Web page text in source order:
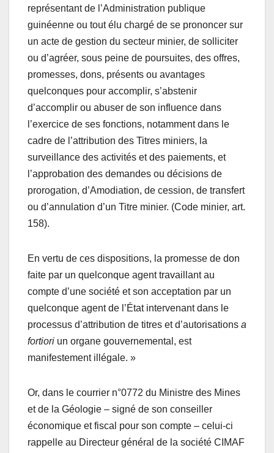
représentant de l’Administration publique
guinéenne ou tout élu chargé de se prononcer sur
un acte de gestion du secteur minier, de solliciter
ou d’agréer, sous peine de poursuites, des offres,
promesses, dons, présents ou avantages
quelconques pour accomplir, s’abstenir
d’accomplir ou abuser de son influence dans
l’exercice de ses fonctions, notamment dans le
cadre de l’attribution des Titres miniers, la
surveillance des activités et des paiements, et
l’approbation des demandes ou décisions de
prorogation, d’Amodiation, de cession, de transfert
ou d’annulation d’un Titre minier. (Code minier, art.
158).
En vertu de ces dispositions, la promesse de don
faite par un quelconque agent travaillant au
compte d’une société et son acceptation par un
quelconque agent de l’État intervenant dans le
processus d’attribution de titres et d’autorisations a
fortiori un organe gouvernemental, est
manifestement illégale. »
Or, dans le courrier n°0772 du Ministre des Mines
et de la Géologie – signé de son conseiller
économique et fiscal pour son compte – celui-ci
rappelle au Directeur général de la société CIMAF